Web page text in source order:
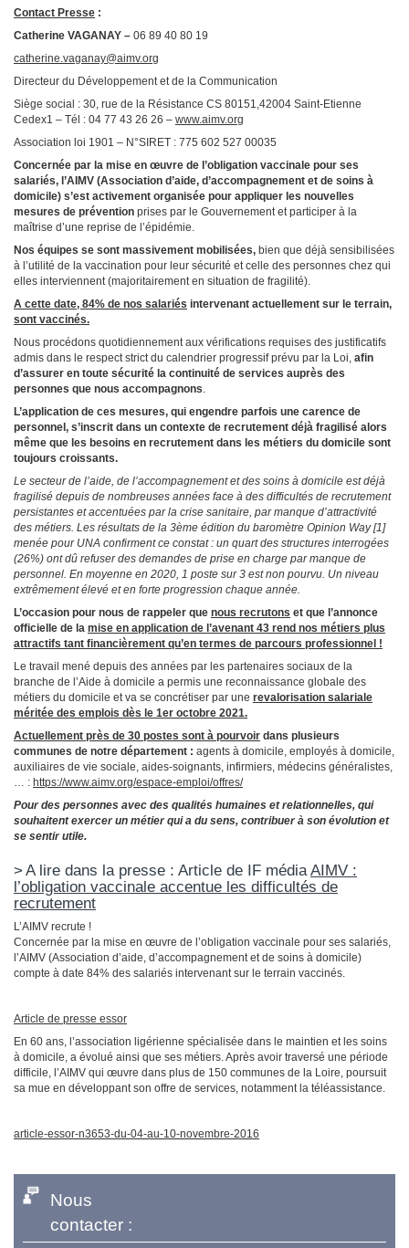
Contact Presse :
Catherine VAGANAY – 06 89 40 80 19
catherine.vaganay@aimv.org
Directeur du Développement et de la Communication
Siège social : 30, rue de la Résistance CS 80151,42004 Saint-Etienne
Cedex1 – Tél : 04 77 43 26 26 – www.aimv.org
Association loi 1901 – N°SIRET : 775 602 527 00035
Concernée par la mise en œuvre de l’obligation vaccinale pour ses
salariés, l’AIMV (Association d’aide, d’accompagnement et de soins à
domicile) s’est activement organisée pour appliquer les nouvelles
mesures de prévention prises par le Gouvernement et participer à la
maîtrise d’une reprise de l’épidémie.
Nos équipes se sont massivement mobilisées, bien que déjà sensibilisées
à l’utilité de la vaccination pour leur sécurité et celle des personnes chez qui
elles interviennent (majoritairement en situation de fragilité).
A cette date, 84% de nos salariés intervenant actuellement sur le terrain,
sont vaccinés.
Nous procédons quotidiennement aux vérifications requises des justificatifs
admis dans le respect strict du calendrier progressif prévu par la Loi, afin
d’assurer en toute sécurité la continuité de services auprès des
personnes que nous accompagnons.
L’application de ces mesures, qui engendre parfois une carence de
personnel, s’inscrit dans un contexte de recrutement déjà fragilisé alors
même que les besoins en recrutement dans les métiers du domicile sont
toujours croissants.
Le secteur de l’aide, de l’accompagnement et des soins à domicile est déjà
fragilisé depuis de nombreuses années face à des difficultés de recrutement
persistantes et accentuées par la crise sanitaire, par manque d’attractivité
des métiers. Les résultats de la 3ème édition du baromètre Opinion Way [1]
menée pour UNA confirment ce constat : un quart des structures interrogées
(26%) ont dû refuser des demandes de prise en charge par manque de
personnel. En moyenne en 2020, 1 poste sur 3 est non pourvu. Un niveau
extrêmement élevé et en forte progression chaque année.
L’occasion pour nous de rappeler que nous recrutons et que l’annonce
officielle de la mise en application de l’avenant 43 rend nos métiers plus
attractifs tant financièrement qu’en termes de parcours professionnel !
Le travail mené depuis des années par les partenaires sociaux de la
branche de l’Aide à domicile a permis une reconnaissance globale des
métiers du domicile et va se concrétiser par une revalorisation salariale
méritée des emplois dès le 1er octobre 2021.
Actuellement près de 30 postes sont à pourvoir dans plusieurs
communes de notre département : agents à domicile, employés à domicile,
auxiliaires de vie sociale, aides-soignants, infirmiers, médecins généralistes,
… : https://www.aimv.org/espace-emploi/offres/
Pour des personnes avec des qualités humaines et relationnelles, qui
souhaitent exercer un métier qui a du sens, contribuer à son évolution et
se sentir utile.
A lire dans la presse : Article de IF médiaAIMV :
l’obligation vaccinale accentue les difficultés de
recrutement
L’AIMV recrute !
Concernée par la mise en œuvre de l’obligation vaccinale pour ses salariés,
l’AIMV (Association d’aide, d’accompagnement et de soins à domicile)
compte à date 84% des salariés intervenant sur le terrain vaccinés.
Article de presse essor
En 60 ans, l’association ligérienne spécialisée dans le maintien et les soins
à domicile, a évolué ainsi que ses métiers. Après avoir traversé une période
difficile, l’AIMV qui œuvre dans plus de 150 communes de la Loire, poursuit
sa mue en développant son offre de services, notamment la téléassistance.
article-essor-n3653-du-04-au-10-novembre-2016
Nous
contacter :